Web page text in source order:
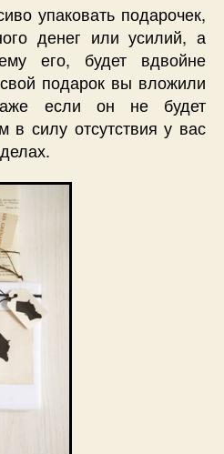
упаковать подарочек,
денег или усилий, а
его, будет вдвойне
подарок вы вложили
если он не будет
в силу отсутствия у вас